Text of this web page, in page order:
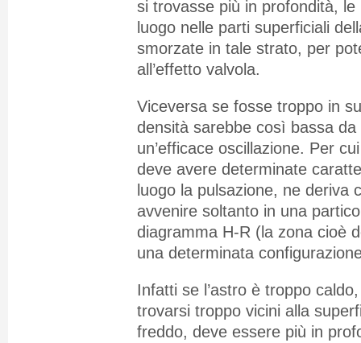
si trovasse più in profondità,
luogo nelle parti superficiali
smorzate in tale strato, per
all’effetto valvola.
Viceversa se fosse troppo in
densità sarebbe così bassa
un’efficace oscillazione. Per
deve avere determinate
luogo la pulsazione, ne deriva
avvenire soltanto in una
diagramma H-R (la zona cioè
una determinata
Infatti se l’astro è troppo
trovarsi troppo vicini alla
freddo, deve essere più in